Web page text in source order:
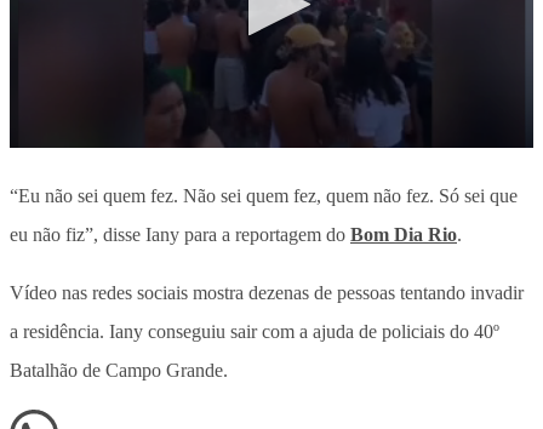
“Eu não sei quem fez. Não sei quem fez, quem não fez. Só sei que
eu não fiz”, disse Iany para a reportagem do Bom Dia Rio.
Vídeo nas redes sociais mostra dezenas de pessoas tentando invadir
a residência. Iany conseguiu sair com a ajuda de policiais do 40º
Batalhão de Campo Grande.